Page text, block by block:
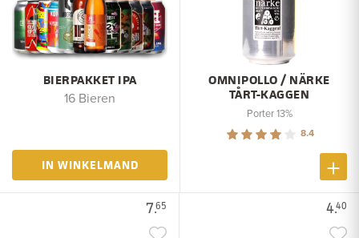
BIERPAKKET IPA
16 Bieren
IN WINKELMAND
OMNIPOLLO / NÄRKE
TÅRT-KAGGEN
Porter 13%
8.4
7.65 4.40